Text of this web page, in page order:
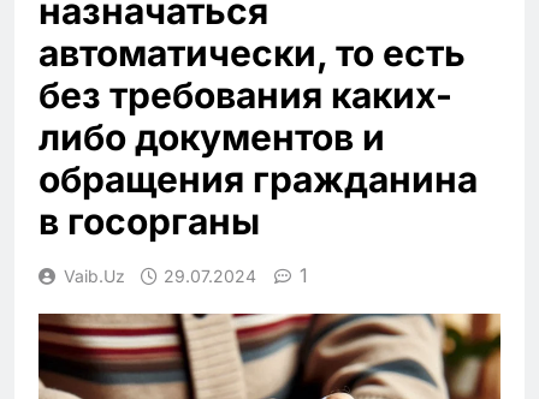
назначаться
автоматически, то есть
без требования каких-
либо документов и
обращения гражданина
в госорганы
Vaib.uz 29.07.2024 1